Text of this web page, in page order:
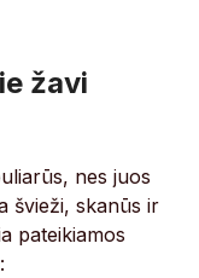
žavi
nes juos
švieži, skanūs ir
pateikiamos